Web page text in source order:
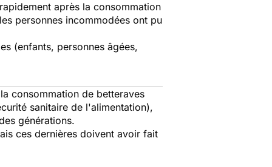
après la consommation
personnes incommodées ont pu
(enfants, personnes âgées,
consommation de betteraves
sanitaire de l'alimentation),
générations.
ces dernières doivent avoir fait